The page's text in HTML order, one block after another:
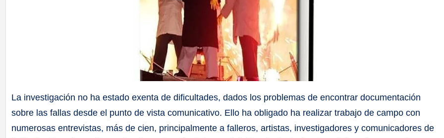
La investigación no ha estado exenta de dificultades, dados los problemas de encontrar documentación
sobre las fallas desde el punto de vista comunicativo. Ello ha obligado ha realizar trabajo de campo con
numerosas entrevistas, más de cien, principalmente a falleros, artistas, investigadores y comunicadores de